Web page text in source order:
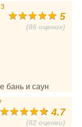
5
(86 оценок)
бань и саун
4.7
(82 оценки)